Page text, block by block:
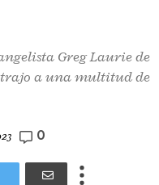
Greg Laurie de
a una multitud de
0